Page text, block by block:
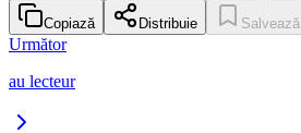
Copiază Distribuie Salvează
Următor
au lecteur